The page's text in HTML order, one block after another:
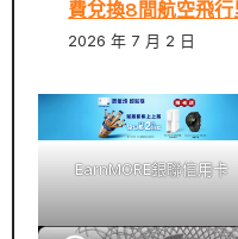
費兌換8間航空飛行
2026 年 7 月 2 日
EarnMORE銀聯信用卡